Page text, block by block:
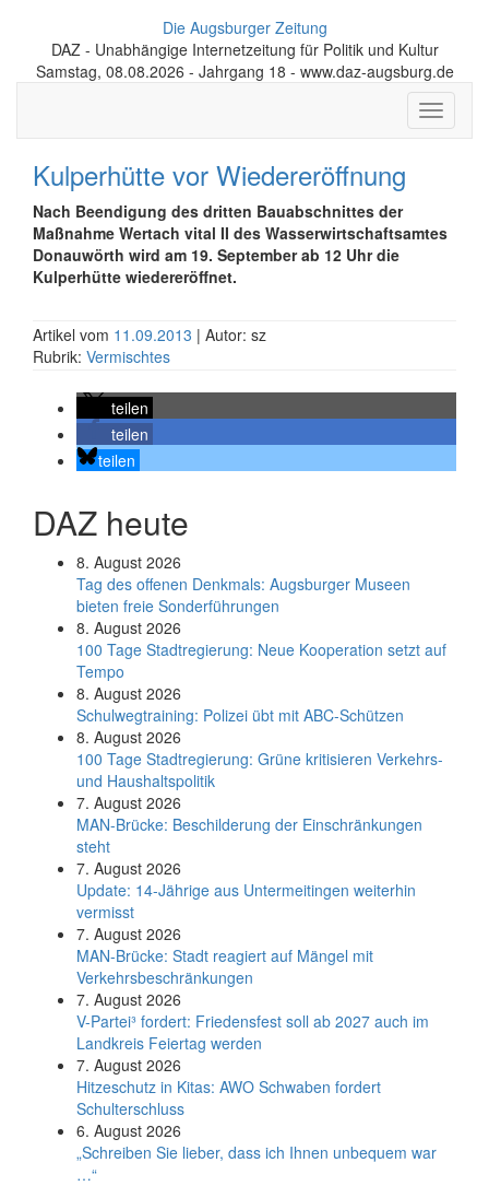
Die Augsburger Zeitung
DAZ - Unabhängige Internetzeitung für Politik und Kultur
Samstag, 08.08.2026 - Jahrgang 18 - www.daz-augsburg.de
Toggle
Kulperhütte vor Wiedereröffnung
Nach Beendigung des dritten Bauabschnittes der
Maßnahme Wertach vital II des Wasserwirtschaftsamtes
Donauwörth wird am 19. September ab 12 Uhr die
Kulperhütte wiedereröffnet.
Artikel vom 11.09.2013 | Autor: sz
Rubrik: Vermischtes
teilen
teilen
teilen
DAZ heute
8. August 2026
Tag des offenen Denkmals: Augsburger Museen
bieten freie Sonderführungen
8. August 2026
100 Tage Stadtregierung: Neue Kooperation setzt auf
Tempo
8. August 2026
Schul­weg­trai­ning: Poli­zei übt mit ABC-Schüt­zen
8. August 2026
100 Tage Stadtregierung: Grüne kritisieren Verkehrs-
und Haushaltspolitik
7. August 2026
MAN-Brücke: Beschilderung der Einschränkungen
steht
7. August 2026
Update: 14-Jährige aus Untermeitingen weiterhin
vermisst
7. August 2026
MAN-Brücke: Stadt reagiert auf Mängel mit
Verkehrsbeschränkungen
7. August 2026
V-Partei­³ fordert: Friedens­fest soll ab 2027 auch im
Land­kreis Feier­tag werden
7. August 2026
Hitzeschutz in Kitas: AWO Schwaben fordert
Schulterschluss
6. August 2026
„Schreiben Sie lieber, dass ich Ihnen unbequem war
…“